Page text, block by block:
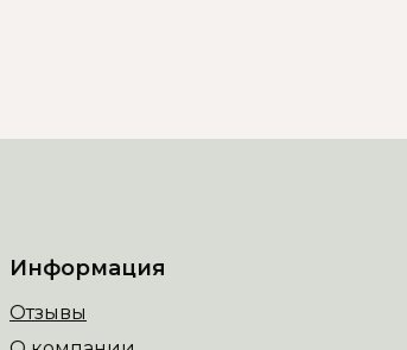
Информация
Отзывы